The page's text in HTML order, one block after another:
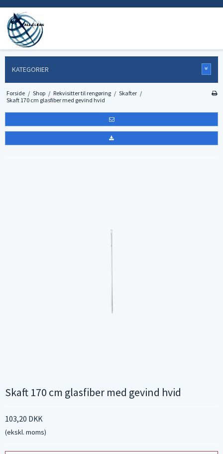
KATEGORIER
Forside / Shop / Rekvisitter til rengøring / Skafter /
Skaft 170 cm glasfiber med gevind hvid
Skaft 170 cm glasfiber med gevind hvid
103,20 DKK
(ekskl. moms)